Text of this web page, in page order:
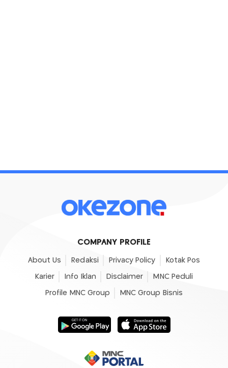
COMPANY PROFILE
About Us Redaksi Privacy Policy Kotak Pos
Karier Info Iklan Disclaimer MNC Peduli
Profile MNC Group MNC Group Bisnis